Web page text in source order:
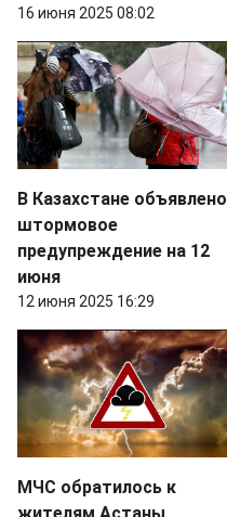
16 июня 2025 08:02
В Казахстане объявлено
штормовое
предупреждение на 12
июня
12 июня 2025 16:29
МЧС обратилось к
жителям Астаны